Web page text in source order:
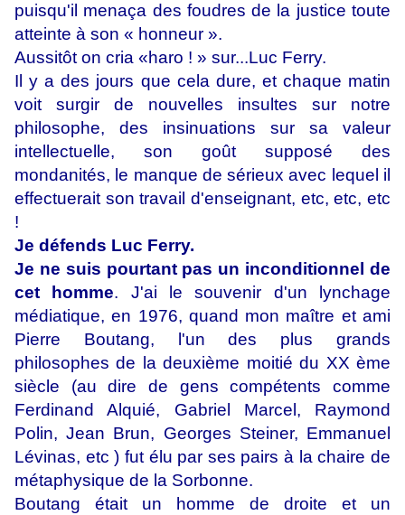
puisqu'il menaça des foudres de la justice toute
atteinte à son « honneur ».
Aussitôt on cria «haro ! » sur...Luc Ferry.
Il y a des jours que cela dure, et chaque matin
voit surgir de nouvelles insultes sur notre
philosophe, des insinuations sur sa valeur
intellectuelle, son goût supposé des
mondanités, le manque de sérieux avec lequel il
effectuerait son travail d'enseignant, etc, etc, etc
!
Je défends Luc Ferry.
Je ne suis pourtant pas un inconditionnel de
cet homme. J'ai le souvenir d'un lynchage
médiatique, en 1976, quand mon maître et ami
Pierre Boutang, l'un des plus grands
philosophes de la deuxième moitié du XX ème
siècle (au dire de gens compétents comme
Ferdinand Alquié, Gabriel Marcel, Raymond
Polin, Jean Brun, Georges Steiner, Emmanuel
Lévinas, etc ) fut élu par ses pairs à la chaire de
métaphysique de la Sorbonne.
Boutang était un homme de droite et un